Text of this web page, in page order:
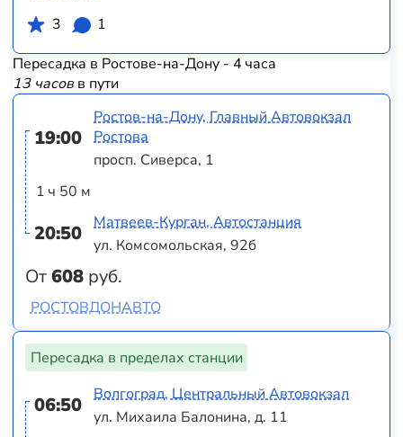
3
1
Пересадка в Ростове-на-Дону - 4 часа
13 часовв пути
19:00
1 ч 50 м
20:50
От608 руб.
Ростов-на-Дону, Главный Автовокзал
Ростова
просп. Сиверса, 1
Матвеев-Курган, Автостанция
ул. Комсомольская, 92б
РОСТОВДОНАВТО
Пересадка в пределах станции
06:50
Волгоград, Центральный Автовокзал
ул. Михаила Балонина, д. 11